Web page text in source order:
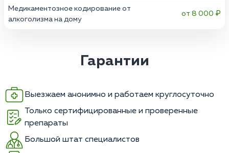
Медикаментозное кодирование от
алкоголизма на дому
от 8 000 ₽
Гарантии
Выезжаем анонимно и работаем круглосуточно
Только сертифицированные и проверенные
препараты
Большой штат специалистов